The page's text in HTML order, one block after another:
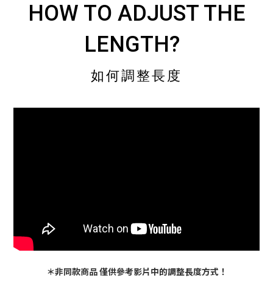
HOW TO ADJUST THE
LENGTH?
如何調整長度
＊非同款商品 僅供參考影片中的調整長度方式！